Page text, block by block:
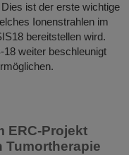
ist der erste wichtige
Ionenstrahlen im
bereitstellen wird.
18 weiter beschleunigt
ERC-Projekt
Tumortherapie